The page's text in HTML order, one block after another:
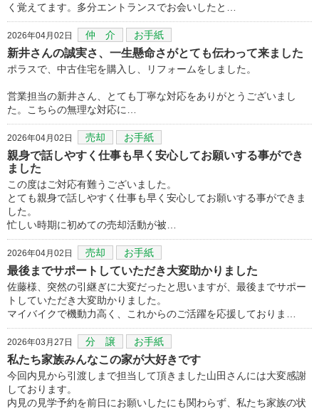
く覚えてます。多分エントランスでお会いしたと…
2026年04月02日 仲 介 お手紙
新井さんの誠実さ、一生懸命さがとても伝わって来ました
ポラスで、中古住宅を購入し、リフォームをしました。
営業担当の新井さん、とても丁寧な対応をありがとうございまし
た。こちらの無理な対応に…
2026年04月02日 売却 お手紙
親身で話しやすく仕事も早く安心してお願いする事ができ
ました
この度はご対応有難うございました。
とても親身で話しやすく仕事も早く安心してお願いする事ができま
した。
忙しい時期に初めての売却活動が被…
2026年04月02日 売却 お手紙
最後までサポートしていただき大変助かりました
佐藤様、突然の引継ぎに大変だったと思いますが、最後までサポー
トしていただき大変助かりました。
マイバイクで機動力高く、これからのご活躍を応援しておりま…
2026年03月27日 分 譲 お手紙
私たち家族みんなこの家が大好きです
今回内見から引渡しまで担当して頂きました山田さんには大変感謝
しております。
内見の見学予約を前日にお願いしたにも関わらず、私たち家族の状